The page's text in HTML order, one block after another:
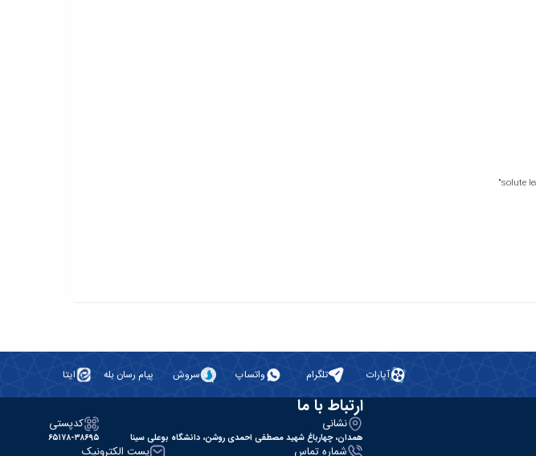
آپارات تلگرام واتساپ سروش پیام رسان بله ایتا
ارتباط با ما
نشانی
همدان، چهارباغ شهید مصطفی احمدی روشن، دانشگاه بوعلی سینا
کدپستی
۶۵۱۷۸-۳۸۶۹۵
شماره تماس پست الکترونیک